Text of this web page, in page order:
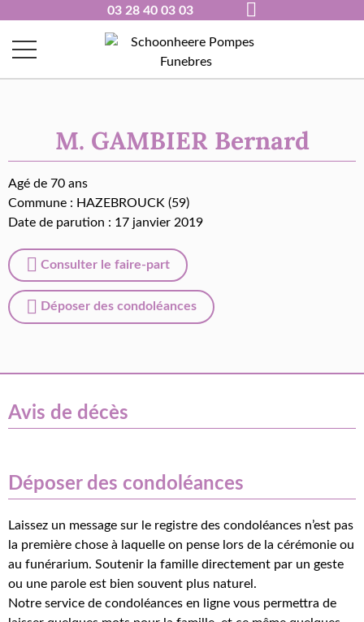
03 28 40 03 03
M. GAMBIER Bernard
Agé de 70 ans
Commune : HAZEBROUCK (59)
Date de parution : 17 janvier 2019
Consulter le faire-part
Déposer des condoléances
Avis de décès
Déposer des condoléances
Laissez un message sur le registre des condoléances n’est pas
la première chose à laquelle on pense lors de la cérémonie ou
au funérarium. Soutenir la famille directement par un geste
ou une parole est bien souvent plus naturel.
Notre service de condoléances en ligne vous permettra de